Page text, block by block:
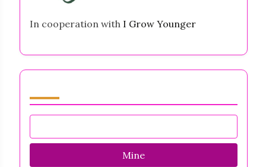
In cooperation with I Grow Younger
Mine